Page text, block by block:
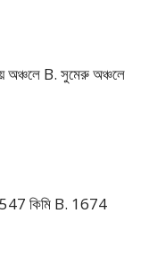
অঞ্চলে B. সুমেরু অঞ্চলে
কিমি B. 1674